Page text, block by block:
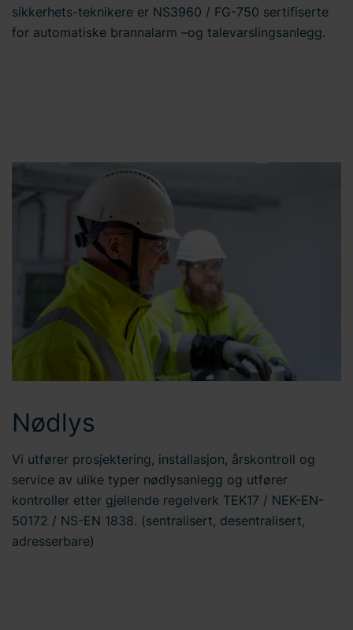
sikkerhets-teknikere er NS3960 / FG-750 sertifiserte
for automatiske brannalarm –og talevarslingsanlegg.
Nødlys
Vi utfører prosjektering, installasjon, årskontroll og
service av ulike typer nødlysanlegg og utfører
kontroller etter gjellende regelverk TEK17 / NEK-EN-
50172 / NS-EN 1838. (sentralisert, desentralisert,
adresserbare)